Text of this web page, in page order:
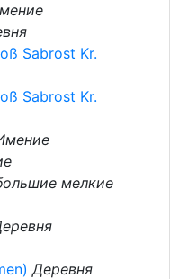
Sabrost Kr.
Sabrost Kr.
мелкие
Деревня